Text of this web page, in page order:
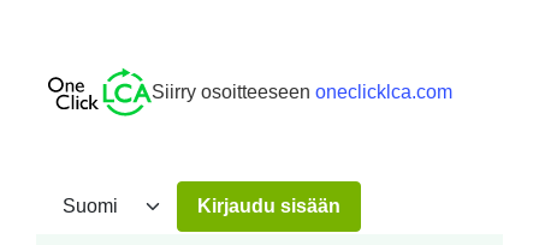
Siirry osoitteeseen oneclicklca.com
Kirjaudu sisään